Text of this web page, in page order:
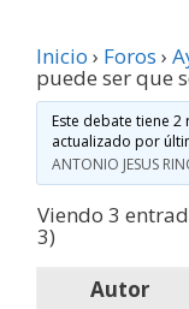
Inicio › Foros ›
puede ser que
Este debate tiene 2
actualizado por
ANTONIO JESUS
Viendo 3
3)
Autor